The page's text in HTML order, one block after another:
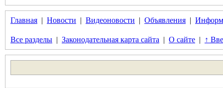
Главная | Новости | Видеоновости | Объявления |
Все разделы | Законодательная карта сайта | О сайте | ↑